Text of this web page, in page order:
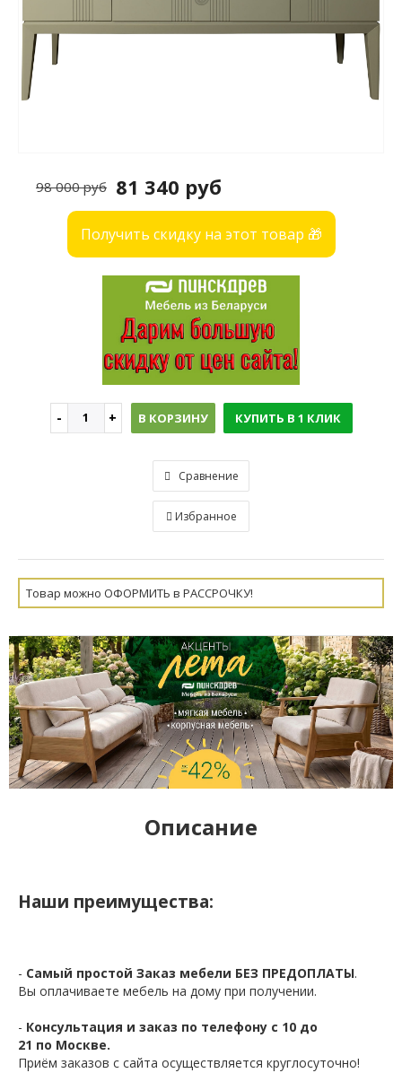
81 340 руб
98 000 руб
Получить скидку на этот товар 🎁
В КОРЗИНУ КУПИТЬ В 1 КЛИК
Сравнение
Избранное
Товар можно ОФОРМИТЬ в РАССРОЧКУ!
Описание
Наши преимущества:
- Самый простой Заказ мебели БЕЗ ПРЕДОПЛАТЫ.
Вы оплачиваете мебель на дому при получении.
- Консультация и заказ по телефону с 10 до
21 по Москве.
Приём заказов с сайта осуществляется круглосуточно!